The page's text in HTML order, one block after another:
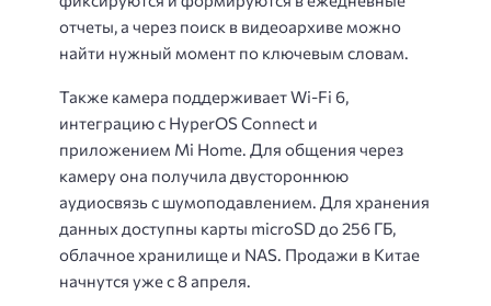
отчеты, а через поиск в видеоархиве можно
найти нужный момент по ключевым словам.
Также камера поддерживает Wi-Fi 6,
интеграцию с HyperOS Connect и
приложением Mi Home. Для общения через
камеру она получила двустороннюю
аудиосвязь с шумоподавлением. Для хранения
данных доступны карты microSD до 256 ГБ,
облачное хранилище и NAS. Продажи в Китае
начнутся уже с 8 апреля.